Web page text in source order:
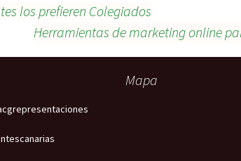
los prefieren Colegiados
Herramientas de marketing online
Mapa